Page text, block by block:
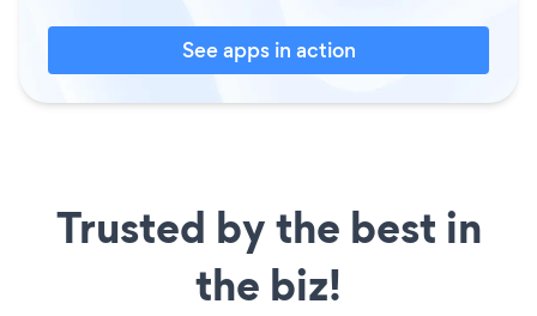
See apps in action
Trusted by the best in
the biz!